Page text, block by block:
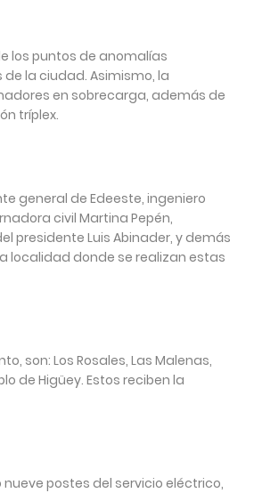
los puntos de anomalías
la ciudad. Asimismo, la
en sobrecarga, además de
tríplex.
general de Edeeste, ingeniero
civil Martina Pepén,
presidente Luis Abinader, y demás
localidad donde se realizan estas
son: Los Rosales, Las Malenas,
de Higüey. Estos reciben la
postes del servicio eléctrico,